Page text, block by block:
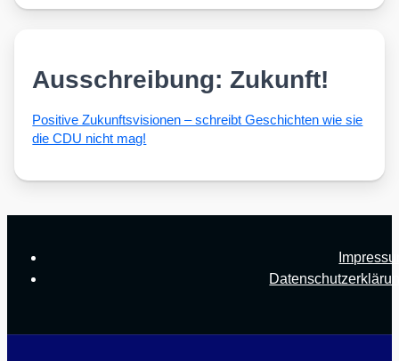
Ausschreibung: Zukunft!
Posi­ti­ve Zukunfts­vi­sio­nen – schreibt Geschich­ten wie sie
die CDU nicht mag!